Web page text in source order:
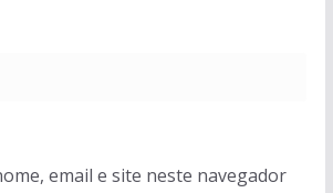
email e site neste navegador